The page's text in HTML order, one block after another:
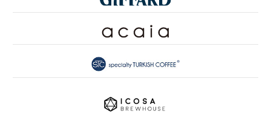
PINK RIBBON KYOTO
SDGsとは